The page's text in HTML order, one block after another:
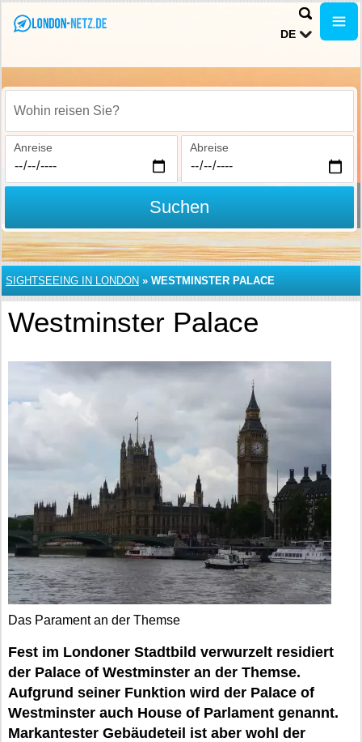
DE
Wohin reisen Sie?
Anreise Abreise
Suchen
SIGHTSEEING IN LONDON » WESTMINSTER PALACE
Westminster Palace
Das Parament an der Themse
Fest im Londoner Stadtbild verwurzelt residiert
der Palace of Westminster an der Themse.
Aufgrund seiner Funktion wird der Palace of
Westminster auch House of Parlament genannt.
Markantester Gebäudeteil ist aber wohl der